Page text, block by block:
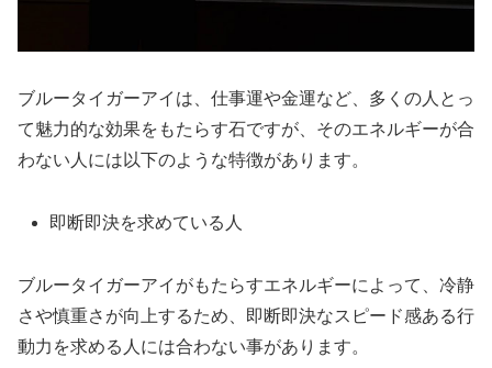
ブルータイガーアイは、仕事運や金運など、多くの人とっ
て魅力的な効果をもたらす石ですが、そのエネルギーが合
わない人には以下のような特徴があります。
即断即決を求めている人
ブルータイガーアイがもたらすエネルギーによって、冷静
さや慎重さが向上するため、即断即決なスピード感ある行
動力を求める人には合わない事があります。